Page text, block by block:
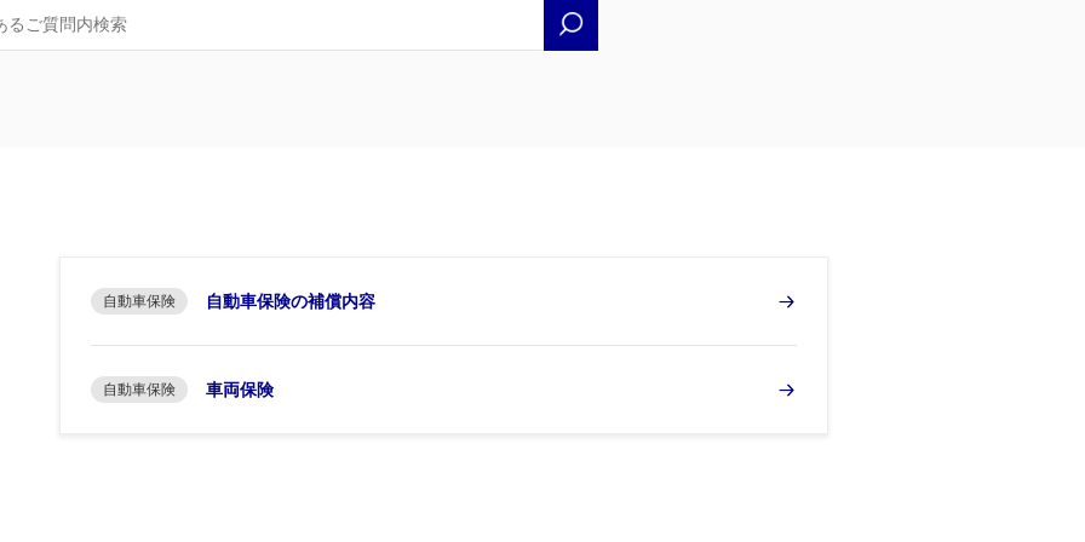
自動車保険 自動車保険の補償内容
自動車保険 車両保険